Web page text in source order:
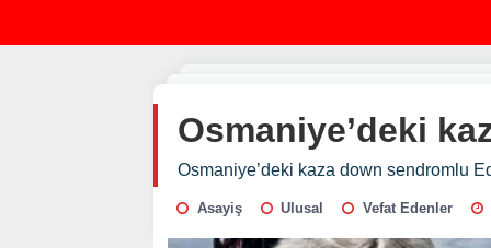
Osmaniye’deki
Osmaniye’deki kaza down sendromlu
Asayiş Ulusal Vefat Edenler